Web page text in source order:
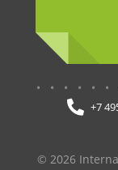
+7
© 2026